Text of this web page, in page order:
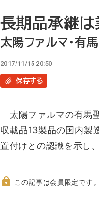
長期品承継は
太陽ファルマ・有
2017/11/15 20:50
保存する
太陽ファルマの有馬
収載品13製品の国内製
置付けとの認識を示し
この記事は会員限定です